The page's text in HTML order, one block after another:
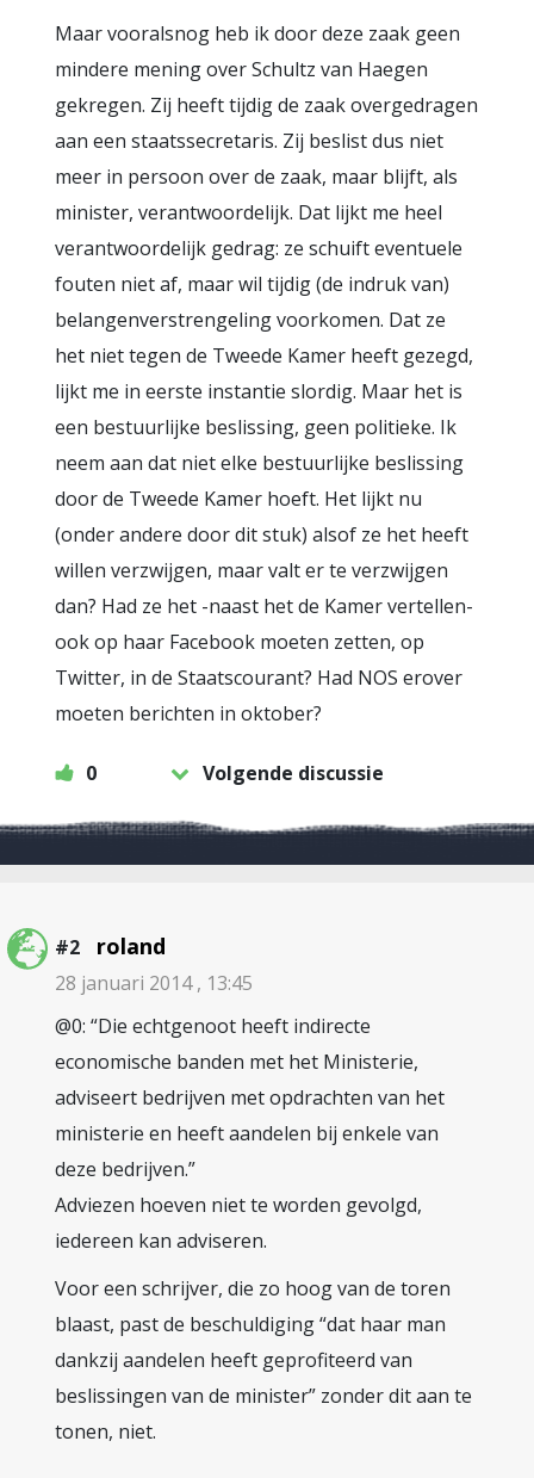
Maar vooralsnog heb ik door deze zaak geen
mindere mening over Schultz van Haegen
gekregen. Zij heeft tijdig de zaak overgedragen
aan een staatssecretaris. Zij beslist dus niet
meer in persoon over de zaak, maar blijft, als
minister, verantwoordelijk. Dat lijkt me heel
verantwoordelijk gedrag: ze schuift eventuele
fouten niet af, maar wil tijdig (de indruk van)
belangenverstrengeling voorkomen. Dat ze
het niet tegen de Tweede Kamer heeft gezegd,
lijkt me in eerste instantie slordig. Maar het is
een bestuurlijke beslissing, geen politieke. Ik
neem aan dat niet elke bestuurlijke beslissing
door de Tweede Kamer hoeft. Het lijkt nu
(onder andere door dit stuk) alsof ze het heeft
willen verzwijgen, maar valt er te verzwijgen
dan? Had ze het -naast het de Kamer vertellen-
ook op haar Facebook moeten zetten, op
Twitter, in de Staatscourant? Had NOS erover
moeten berichten in oktober?
0 Volgende discussie
#2 roland
28 januari 2014 , 13:45
@0: “Die echtgenoot heeft indirecte
economische banden met het Ministerie,
adviseert bedrijven met opdrachten van het
ministerie en heeft aandelen bij enkele van
deze bedrijven.”
Adviezen hoeven niet te worden gevolgd,
iedereen kan adviseren.
Voor een schrijver, die zo hoog van de toren
blaast, past de beschuldiging “dat haar man
dankzij aandelen heeft geprofiteerd van
beslissingen van de minister” zonder dit aan te
tonen, niet.